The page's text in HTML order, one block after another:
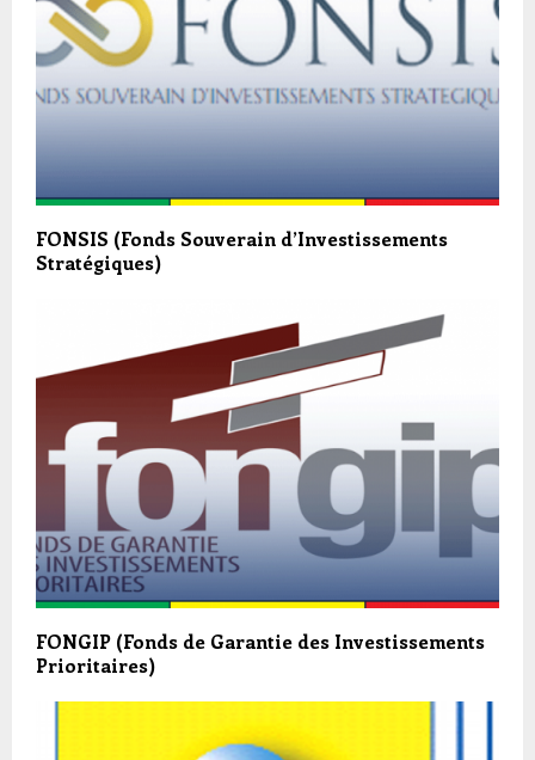
FONSIS (Fonds Souverain d’Investissements
Stratégiques)
FONGIP (Fonds de Garantie des Investissements
Prioritaires)